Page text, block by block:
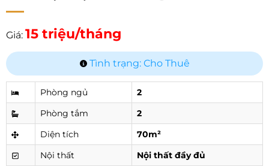
Giá: 15 triệu/tháng
Tình trạng: Cho Thuê
Phòng ngủ
2
Phòng tắm
2
Diện tích
70m²
Nội thất
Nội thất đầy đủ